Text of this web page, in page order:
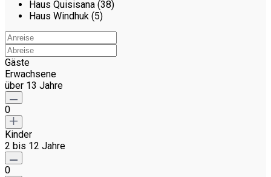
Haus Quisisana (38)
Haus Windhuk (5)
Gäste
Erwachsene
über 13 Jahre
0
Kinder
2 bis 12 Jahre
0